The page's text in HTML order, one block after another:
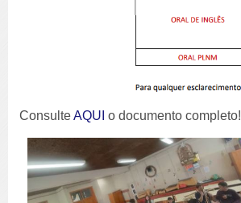
ConsulteAQUI o documento completo!